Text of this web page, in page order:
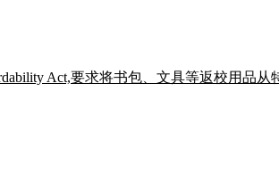
Act,要求将书包、文具等返校用品